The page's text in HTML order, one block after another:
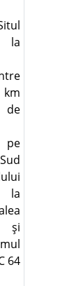
la
km
pe
la
şi
64